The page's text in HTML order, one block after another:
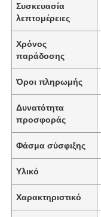
Συσκευασία
λεπτομέρειες
Χρόνος
παράδοσης
Όροι πληρωμής
Δυνατότητα
προσφοράς
Φάσμα σύσφιξης
Υλικό
Χαρακτηριστικό